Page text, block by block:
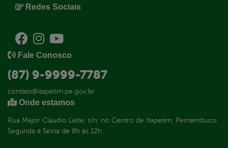
Redes Sociais
Fale Conosco
(87) 9-9999-7787
contato@itapetim.pe.gov.br
Onde estamos
Rua Major Cláudio Leite, s/n, no Centro de Itapetim, Pernambuco
Segunda à Sexta de 8h às 12h